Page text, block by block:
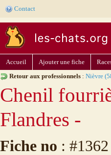
Contact
Accueil Ajouter une fiche
Retour aux professionnels : Nièvre
Chenil
Flandres -
Fiche no : #1362